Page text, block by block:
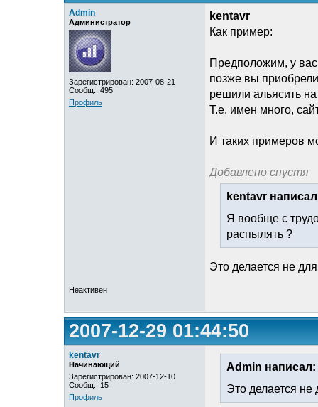
Admin
Администратор
Зарегистрирован: 2007-08-21
Сообщ.: 495
Профиль
kentavr
Как пример:
Предположим, у вас
позже вы
решили альясить
Т.е. имен много,
И таких примеров
Добавлено
kentavr
Я вообще с
распылять ?
Это делается не
Неактивен
2007-12-29 01:44:50
kentavr
Начинающий
Зарегистрирован: 2007-12-10
Сообщ.: 15
Профиль
Admin написал:
Это делается не